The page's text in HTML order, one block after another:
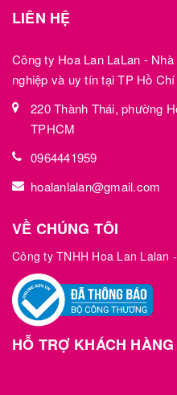
LIÊN HỆ
Công ty Hoa Lan LaLan -
nghiệp và uy tín tại TP Hồ
220 Thành Thái, phường
TPHCM
0964441959
hoalanlalan@gmail.com
VỀ CHÚNG TÔI
Công ty TNHH Hoa Lan Lalan
HỖ TRỢ KHÁCH HÀNG